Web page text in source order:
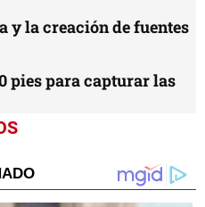
y la creación de fuentes
pies para capturar las